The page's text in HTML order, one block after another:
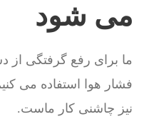
می شود
ما برای رفع گرفتگی از
فشار هوا استفاده می
نیز چاشنی کار ماست.